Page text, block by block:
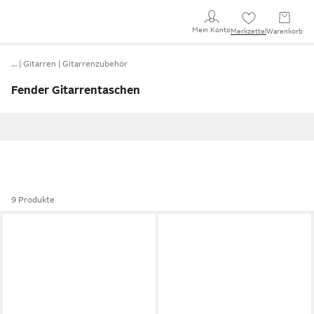
Mein KontoMerkzettel Warenkorb
… Gitarren Gitarrenzubehör
Fender Gitarrentaschen
9 Produkte